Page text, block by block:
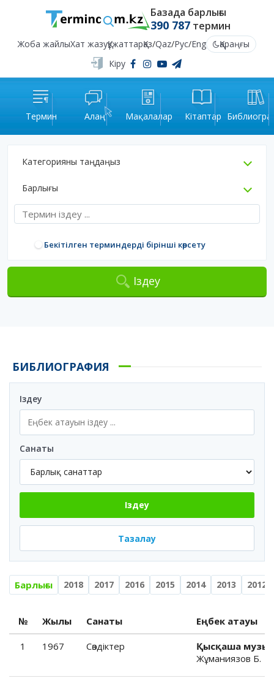
Базада барлығы
390 787термин
Жоба жайлыХат жазуҚұжаттарҚаз/Qaz/Рус/Eng
Қараңғы
Кіру
Термин Алаң Мақалалар Кітаптар
Категорияны таңдаңыз
Барлығы
Бекітілген терминдерді бірінші көрсету
Іздеу
БИБЛИОГРАФИЯ
Іздеу
Санаты
Іздеу
Тазалау
Барлығы 2018 2017 2016 2015 2014 2013 2012
№ Жылы Санаты Еңбек атауы
1 1967 Cөздіктер
Қысқаша
Жұманиязов Б. –